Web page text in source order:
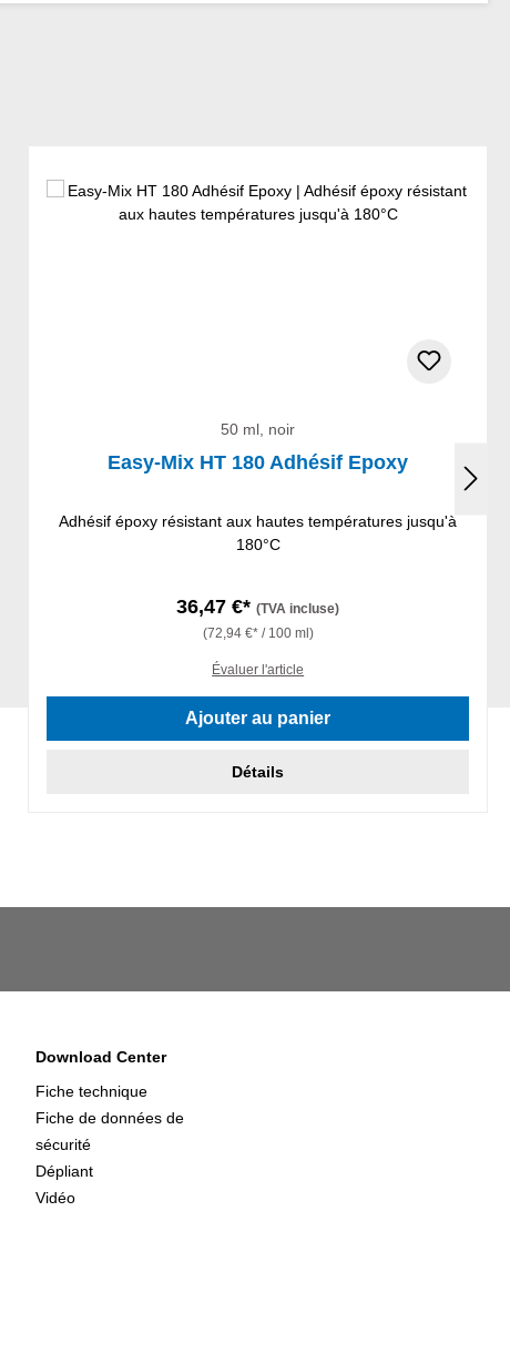
50 ml, noir
Easy-Mix HT 180 Adhésif Epoxy
Adhésif époxy résistant aux hautes températures jusqu'à
180°C
36,47 €*(TVA incluse)
(72,94 €* / 100 ml)
Évaluer l'article
Ajouter au panier
Détails
Download Center
Fiche technique
Fiche de données de
sécurité
Dépliant
Vidéo